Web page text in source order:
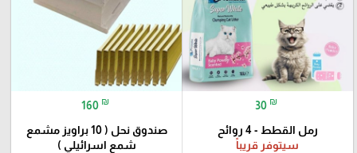
30 ₪
رمل القطط - 4 روائح
سيتوفر قريباً
160 ₪
صندوق نحل ( 10 براويز مشمع
شمع اسرائيلي )